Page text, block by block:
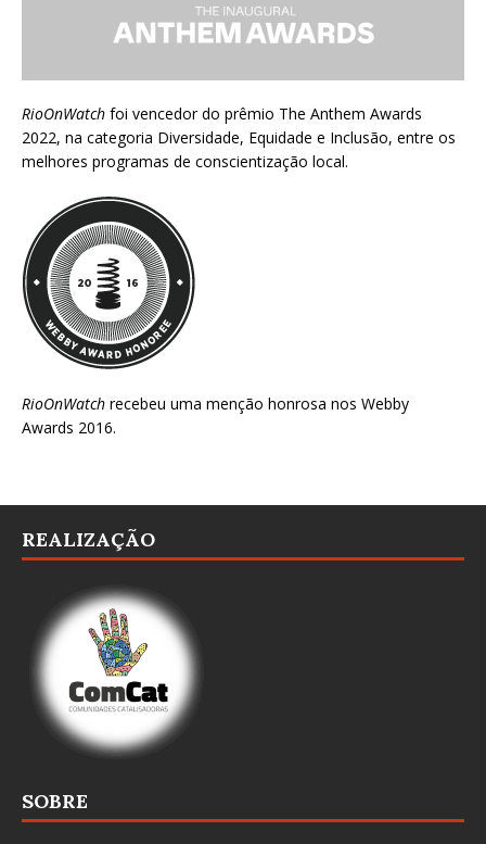
RioOnWatch foi vencedor do prêmio The Anthem Awards
2022, na categoria Diversidade, Equidade e Inclusão, entre os
melhores programas de conscientização local.
RioOnWatch recebeu uma menção honrosa nos Webby
Awards 2016.
REALIZAÇÃO
SOBRE